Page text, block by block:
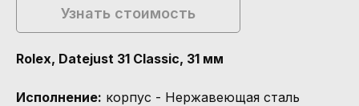
Узнать стоимость
Rolex, Datejust 31 Classic, 31 мм
Исполнение: корпус - Нержавеющая сталь